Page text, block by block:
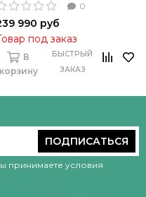
0
990 руб
под заказ
В
корзину
БЫСТРЫЙ
ЗАКАЗ
ПОДПИСАТЬСЯ
принимаете условия